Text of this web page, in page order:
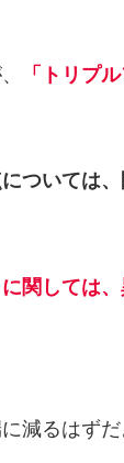
「トリプ
ついては、
関しては、
減るはずだ